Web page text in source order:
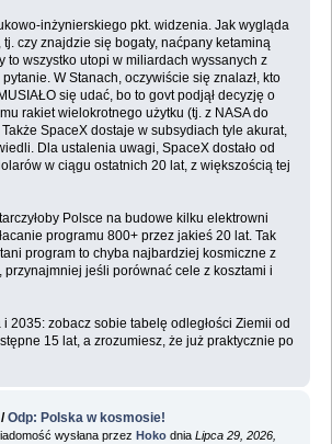
inżynierskiego pkt. widzenia. Jak wygląda
tj. czy znajdzie się bogaty, naćpany ketaminą
to wszystko utopi w miliardach wyssanych z
W Stanach, oczywiście się znalazł, kto
się udać, bo to govt podjął decyzję o
rakiet wielokrotnego użytku (tj. z NASA do
SpaceX dostaje w subsydiach tyle akurat,
Dla ustalenia uwagi, SpaceX dostało od
w ciągu ostatnich 20 lat, z większością tej
Polsce na budowe kilku elektrowni
programu 800+ przez jakieś 20 lat. Tak
program to chyba najbardziej kosmiczne z
przynajmniej jeśli porównać cele z kosztami i
2035: zobacz sobie tabelę odległości Ziemii od
15 lat, a zrozumiesz, że już praktycznie po
/Odp: Polska w kosmosie!
wysłana przezHoko dnia Lipca 29, 2026,